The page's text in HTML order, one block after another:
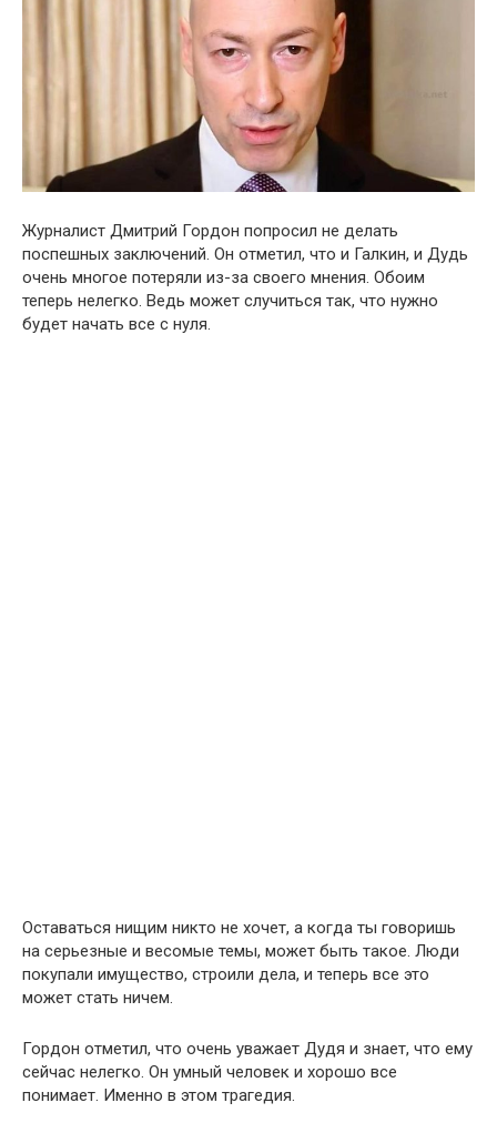
Журналист Дмитрий Гордон попросил не делать
поспешных заключений. Он отметил, что и Галкин, и Дудь
очень многое потеряли из-за своего мнения. Обоим
теперь нелегко. Ведь может случиться так, что нужно
будет начать все с нуля.
Оставаться нищим никто не хочет, а когда ты говоришь
на серьезные и весомые темы, может быть такое. Люди
покупали имущество, строили дела, и теперь все это
может стать ничем.
Гордон отметил, что очень уважает Дудя и знает, что ему
сейчас нелегко. Он умный человек и хорошо все
понимает. Именно в этом трагедия.